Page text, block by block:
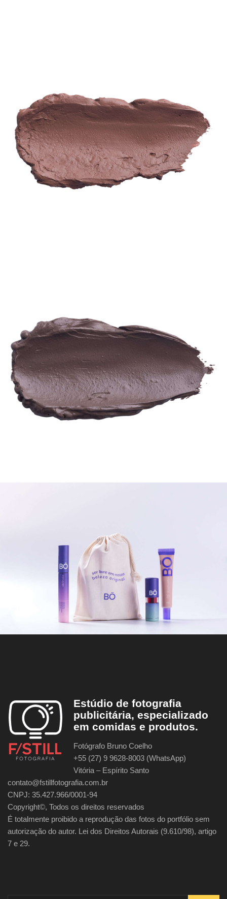
Estúdio de fotografia
publicitária, especializado
em comidas e produtos.
Fotógrafo Bruno Coelho
+55 (27) 9 9628-8003 (WhatsApp)
Vitória – Espírito Santo
contato@fstillfotografia.com.br
CNPJ: 35.427.966/0001-94
Copyright©, Todos os direitos reservados
É totalmente proibido a reprodução das fotos do portfólio sem
autorização do autor. Lei dos Direitos Autorais (9.610/98), artigo
7 e 29.